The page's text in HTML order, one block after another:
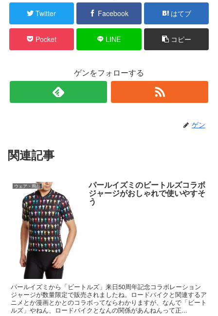
Twitter Facebook はてブ
Pocket LINE コピー
ゲンをフォローする
ゲン
関連記事
ウェア・用品 パールイズミのビートルズコラボ
ジャージがおしゃれで使いやすそ
う
パールイズミから「ビートルズ」来日50周年記念コラボレーション
ジャージが数量限定で販売されましたね。ロードバイクと関連するア
ニメとか漫画とかとのコラボってならわかりますが、なんで「ビート
ルズ」やねん、ロードバイクとなんの関係があんねんって正...